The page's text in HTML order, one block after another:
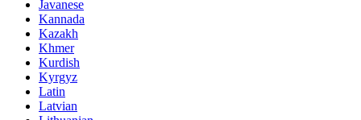
Javanese
Kannada
Kazakh
Khmer
Kurdish
Kyrgyz
Latin
Latvian